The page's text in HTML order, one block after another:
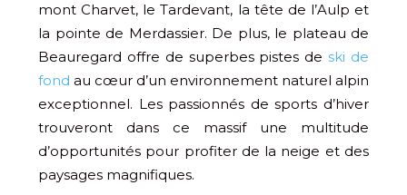
mont Charvet, le Tardevant, la tête de l’Aulp et
la pointe de Merdassier. De plus, le plateau de
Beauregard offre de superbes pistes deski de
fond au cœur d’un environnement naturel alpin
exceptionnel. Les passionnés de sports d’hiver
trouveront dans ce massif une multitude
d’opportunités pour profiter de la neige et des
paysages magnifiques.